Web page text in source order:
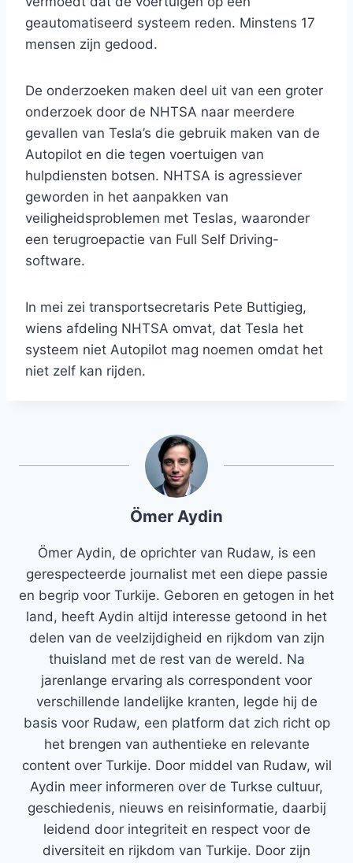
geautomatiseerd systeem reden. Minstens 17
mensen zijn gedood.
De onderzoeken maken deel uit van een groter
onderzoek door de NHTSA naar meerdere
gevallen van Tesla’s die gebruik maken van de
Autopilot en die tegen voertuigen van
hulpdiensten botsen. NHTSA is agressiever
geworden in het aanpakken van
veiligheidsproblemen met Teslas, waaronder
een terugroepactie van Full Self Driving-
software.
In mei zei transportsecretaris Pete Buttigieg,
wiens afdeling NHTSA omvat, dat Tesla het
systeem niet Autopilot mag noemen omdat het
niet zelf kan rijden.
Ömer Aydin
Ömer Aydin, de oprichter van Rudaw, is een
gerespecteerde journalist met een diepe passie
en begrip voor Turkije. Geboren en getogen in het
land, heeft Aydin altijd interesse getoond in het
delen van de veelzijdigheid en rijkdom van zijn
thuisland met de rest van de wereld. Na
jarenlange ervaring als correspondent voor
verschillende landelijke kranten, legde hij de
basis voor Rudaw, een platform dat zich richt op
het brengen van authentieke en relevante
content over Turkije. Door middel van Rudaw, wil
Aydin meer informeren over de Turkse cultuur,
geschiedenis, nieuws en reisinformatie, daarbij
leidend door integriteit en respect voor de
diversiteit en rijkdom van Turkije. Door zijn